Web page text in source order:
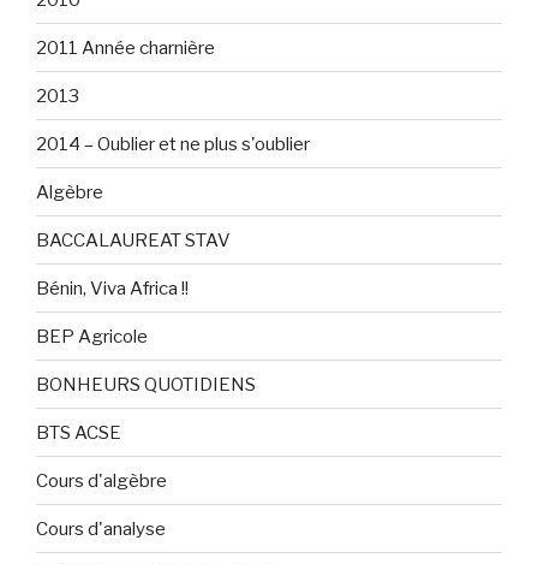
2011 Année charnière
2013
2014 – Oublier et ne plus s'oublier
Algèbre
BACCALAUREAT STAV
Bénin, Viva Africa !!
BEP Agricole
BONHEURS QUOTIDIENS
BTS ACSE
Cours d'algèbre
Cours d'analyse